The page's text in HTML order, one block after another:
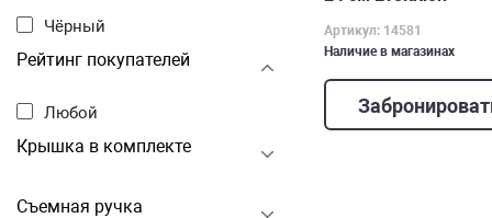
Чёрный
Рейтинг покупателей
Любой
Крышка в комплекте
Съемная ручка
Артикул: 14581
Наличие в магазинах